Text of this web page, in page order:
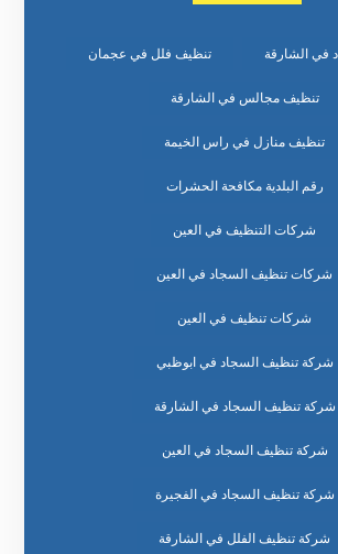
في الشارقة تنظيف فلل في عجمان
تنظيف مجالس في الشارقة
تنظيف منازل في راس الخيمة
رقم البلدية مكافحة الحشرات
شركات التنظيف في العين
شركات تنظيف السجاد في العين
شركات تنظيف في العين
شركة تنظيف السجاد في ابوظبي
شركة تنظيف السجاد في الشارقة
شركة تنظيف السجاد في العين
شركة تنظيف السجاد في الفجيرة
شركة تنظيف الفلل في الشارقة